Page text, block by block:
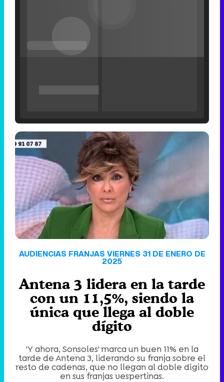
Tráiler de '33 días', la nueva serie de Atresplayer con Julián Villagrán y José Manuel Poga
Tráiler en catalán de 'Ravalear', la nueva serie de HBO Max sobre los fondos buitre
AUDIENCIAS FRANJAS VIERNES 31 DE ENERO DE
2025
Antena 3 lidera en la tarde
con un 11,5%, siendo la
única que llega al doble
dígito
'Y ahora, Sonsoles' marca un buen 11% en la
tarde de Antena 3, liderando su franja sobre el
resto de cadenas, que no llegan al doble dígito
en sus franjas vespertinas.